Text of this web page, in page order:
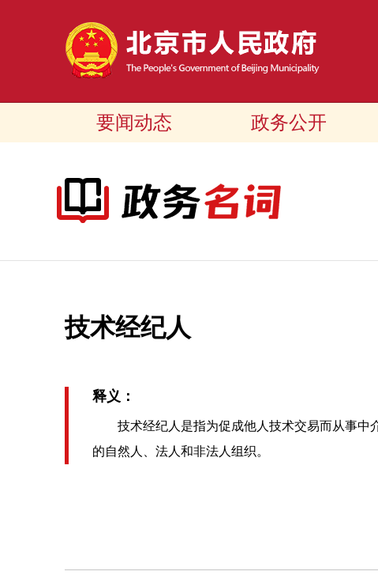
要闻动态 政务公开
技术经纪人
释义：
技术经纪人是指为促成他人技术交易而从事中
的自然人、法人和非法人组织。